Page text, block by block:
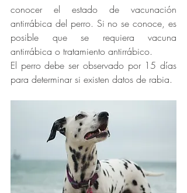
conocer el estado de vacunación
antirrábica del perro. Si no se conoce, es
posible que se requiera vacuna
antirrábica o tratamiento antirrábico.
El perro debe ser observado por 15 días
para determinar si existen datos de rabia.